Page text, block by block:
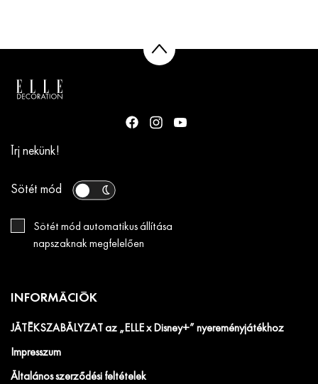
Írj nekünk!
Sötét mód
Sötét mód automatikus állítása
napszaknak megfelelően
INFORMÁCIÓK
JÁTÉKSZABÁLYZAT az „ELLE x Disney+” nyereményjátékhoz
Impresszum
Általános szerződési feltételek